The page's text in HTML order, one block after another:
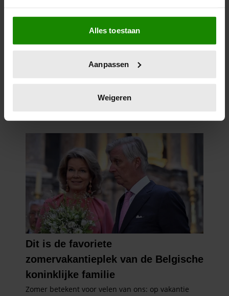
Als u het toestaat, willen we ook graag:
Informatie verzamelen over uw geografische
locatie, die tot een paar meter nauwkeurig kan zijn
scannen op specifieke eigenschappen (fingerprinting)
verwerkt en stel uw voorkeuren in het
intrekken in de Cookieverklaring.
We gebruiken cookies om content en advertenties te
personaliseren, om functies voor social media te bieden
en om ons websiteverkeer te analyseren. Ook delen we
informatie over uw gebruik van onze site met onze
partners voor social media, adverteren en analyse. Deze
partners kunnen deze gegevens combineren met andere
informatie die u aan ze heeft verstrekt of die ze hebben
verzameld op basis van uw gebruik van hun services. U
gaat akkoord met onze cookies als u onze website blijft
gebruiken.
Alles toestaan
Aanpassen
Weigeren